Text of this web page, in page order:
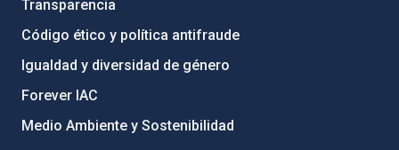
Transparencia
Código ético y política antifraude
Igualdad y diversidad de género
Forever IAC
Medio Ambiente y Sostenibilidad